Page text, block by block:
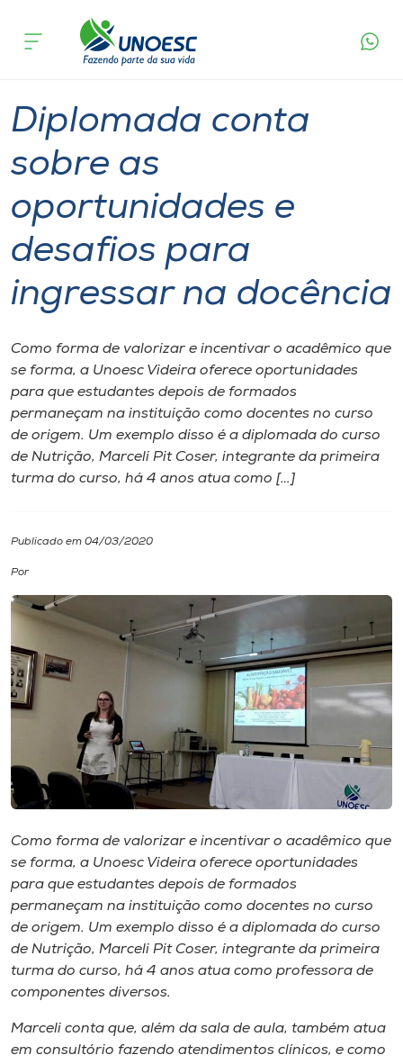
Cursos
Pesquisa
Atendimento ao Estudante
Portal de Ensino
Internacionalização
I.nova
Cultura
CPA
Biblioteca
Editora
Rádio
Unoesc
Store
Selecione
o idioma
acontece
Diplomada conta
sobre as
oportunidades e
desafios para
ingressar na docência
Como forma de valorizar e incentivar o acadêmico que
se forma, a Unoesc Videira oferece oportunidades
para que estudantes depois de formados
permaneçam na instituição como docentes no curso
de origem. Um exemplo disso é a diplomada do curso
de Nutrição, Marceli Pit Coser, integrante da primeira
turma do curso, há 4 anos atua como […]
Publicado em 04/03/2020
Por
Como forma de valorizar e incentivar o acadêmico que
se forma, a Unoesc Videira oferece oportunidades
para que estudantes depois de formados
permaneçam na instituição como docentes no curso
de origem. Um exemplo disso é a diplomada do curso
de Nutrição, Marceli Pit Coser, integrante da primeira
turma do curso, há 4 anos atua como professora de
componentes diversos.
Marceli conta que, além da sala de aula, também atua
em consultório fazendo atendimentos clínicos, e como